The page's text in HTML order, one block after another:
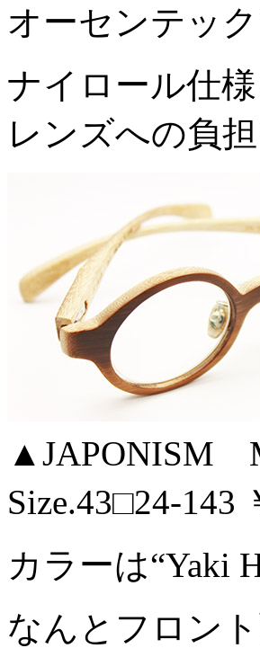
オーセンテッ
ナイロール仕
レンズへの負
▲JAPONISM
Size.43□24-143
カラーは“Yaki
なんとフロン